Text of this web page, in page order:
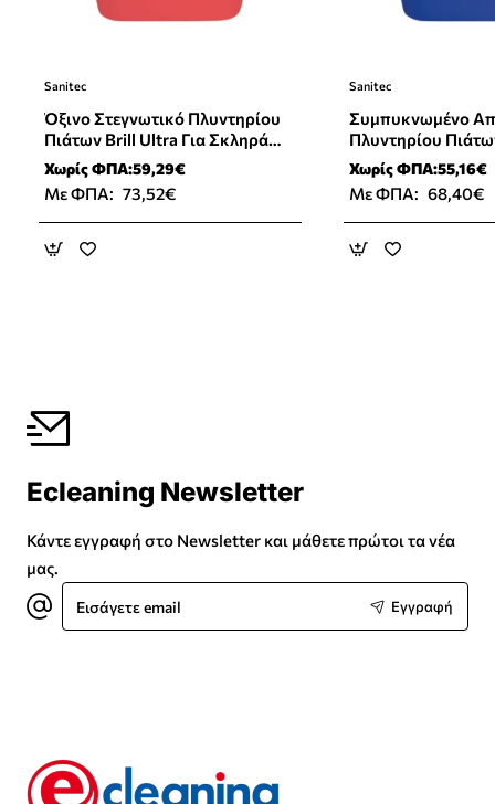
Sanitec
Όξινο Στεγνωτικό Πλυντηρίου
Πιάτων Brill Ultra Για Σκληρά
Νερά 15L
Χωρίς ΦΠΑ:59,29€
Με ΦΠΑ: 73,52€
Sanitec
Συμπυκνωμένο
Πλυντηρίου
Με Ενεργό
Χωρίς ΦΠΑ:55,16€
Με ΦΠΑ: 68,40€
Ecleaning Newsletter
Κάντε εγγραφή στο Newsletter και μάθετε πρώτοι τα νέα
μας.
Εισάγετε
email
Εγγραφή